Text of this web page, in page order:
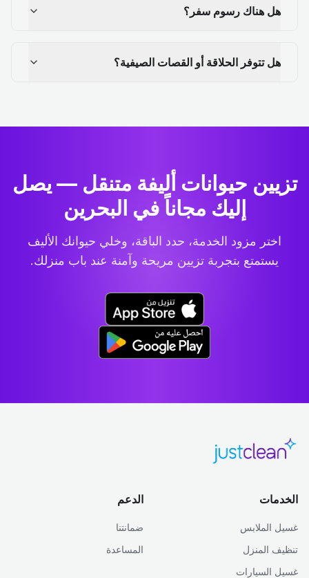
هل هناك رسوم سفر؟
هل تتوفر الحلاقة أو القصات الصيفية؟
تزيين حيوانات أليفة متنقل — يصل
إليك مجاناً في البحرين
اختر مزود الخدمة، حدد الباقة، وخلي حيوانك الأليف
يستمتع بتجربة تزيين مريحة وآمنة عند باب منزلك.
الخدمات
غسيل الملابس
تنظيف المنزل
غسيل السيارات
الدعم
ضمانتنا
المساعدة